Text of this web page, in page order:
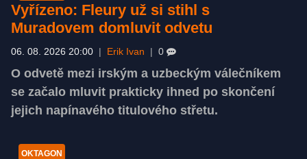
Vyřízeno: Fleury už si stihl s
Muradovem domluvit odvetu
06. 08. 2026 20:00 Erik Ivan 0
O odvetě mezi irským a uzbeckým válečníkem
se začalo mluvit prakticky ihned po skončení
jejich napínavého titulového střetu.
OKTAGON